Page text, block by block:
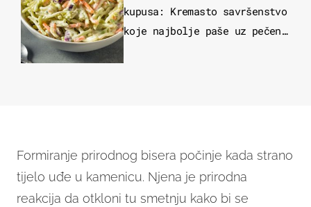
kupusa: Kremasto savršenstvo
koje najbolje paše uz pečeno
Formiranje prirodnog bisera počinje kada strano
tijelo uđe u kamenicu. Njena je prirodna
reakcija da otkloni tu smetnju kako bi se